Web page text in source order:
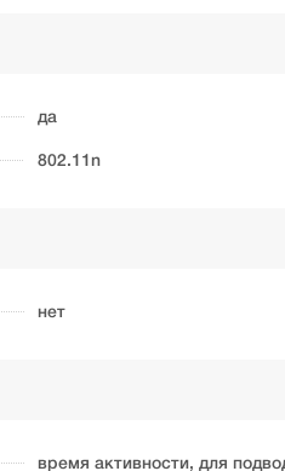
да
802.11n
нет
время активности, для